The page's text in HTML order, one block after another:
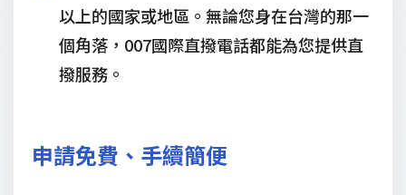
以上的國家或地區。無論您身在台灣的那一
個角落，007國際直撥電話都能為您提供直
撥服務。
申請免費、手續簡便